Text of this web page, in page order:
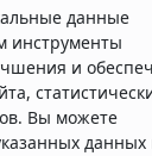
данные
инструменты
и
Вы можете
данных
2026.
Компания